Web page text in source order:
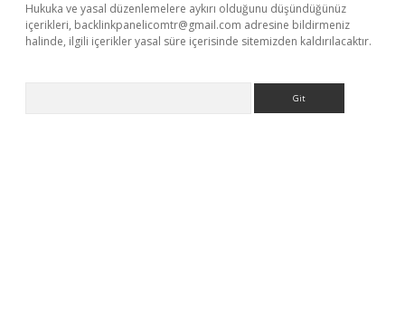
Hukuka ve yasal düzenlemelere aykırı olduğunu düşündüğünüz
içerikleri, backlinkpanelicomtr@gmail.com adresine bildirmeniz
halinde, ilgili içerikler yasal süre içerisinde sitemizden kaldırılacaktır.